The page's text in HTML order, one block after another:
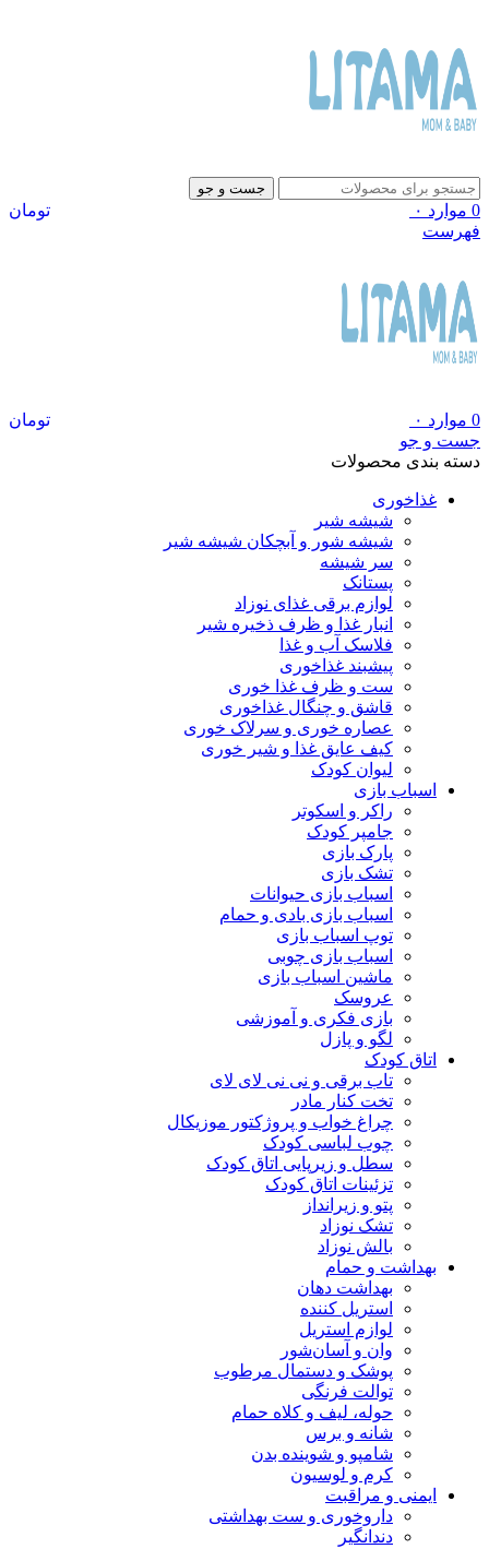
جست و جو
0 موارد ۰
تومان
فهرست
0 موارد ۰
تومان
جست و جو
دسته بندی محصولات
غذاخوری
شیشه شیر
شیشه ‌شور و آبچکان شیشه‌ شیر
سر شیشه
پستانک
لوازم برقی غذای نوزاد
انبار غذا و ظرف ذخیره شیر
فلاسک آب و غذا
پیشبند غذاخوری
ست و ظرف غذا خوری
قاشق و چنگال غذاخوری
عصاره خوری و سرلاک خوری
کیف عایق غذا و شیر خوری
لیوان کودک
اسباب بازی
راکر و اسکوتر
جامپر کودک
پارک بازی
تشک بازی
اسباب بازی حیوانات
اسباب بازی بادی و حمام
توپ اسباب بازی
اسباب بازی چوبی
ماشین اسباب بازی
عروسک
بازی فکری و آموزشی
لگو و پازل
اتاق کودک
تاب برقی و نی نی لای لای
تخت کنار مادر
چراغ خواب و پروژکتور موزیکال
چوب لباسی کودک
سطل و زیرپایی اتاق کودک
تزئینات اتاق کودک
پتو و زیرانداز
تشک نوزاد
بالش نوزاد
بهداشت و حمام
بهداشت دهان
استریل کننده
لوازم استریل
وان و آسان‌شور
پوشک و دستمال مرطوب
توالت فرنگی
حوله، لیف و کلاه حمام
شانه و برس
شامپو و شوینده بدن
کرم و لوسیون
ایمنی و مراقبت
داروخوری و ست بهداشتی
دندانگیر